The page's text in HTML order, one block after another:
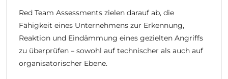
Red Team Assessments zielen darauf ab, die
Fähigkeit eines Unternehmens zur Erkennung,
Reaktion und Eindämmung eines gezielten Angriffs
zu überprüfen – sowohl auf technischer als auch auf
organisatorischer Ebene.